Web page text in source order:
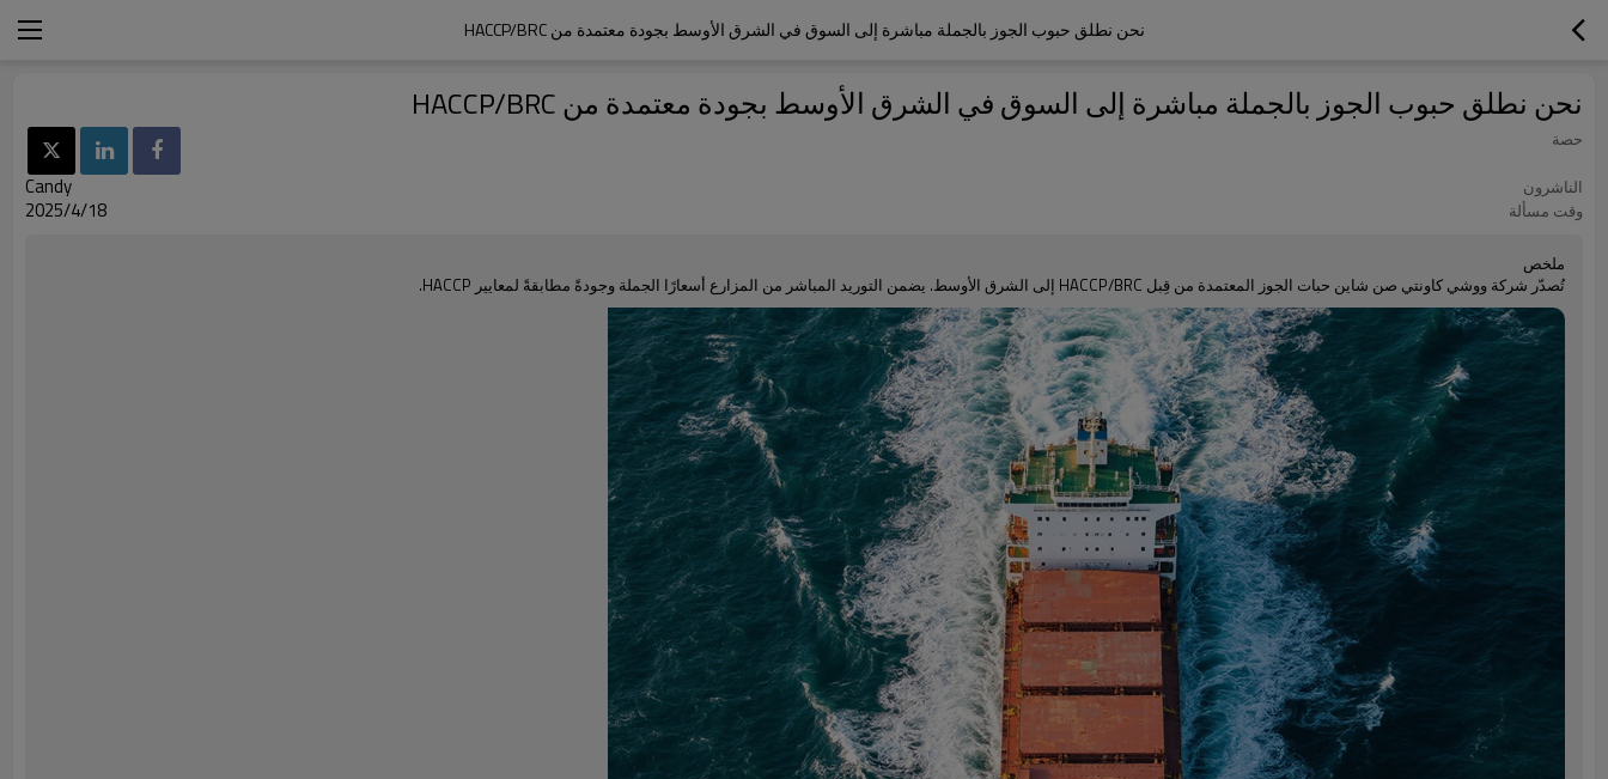
نحن نطلق حبوب الجوز بالجملة مباشرة إلى السوق في الشرق الأوسط بجودة معتمدة من HACCP/BRC
نحن نطلق حبوب الجوز بالجملة مباشرة إلى السوق في الشرق الأوسط بجودة معتمدة من HACCP/BRC
حصة
الناشرون
Candy
وقت مسألة 2025/4/18
ملخص
تُصدّر شركة ووشي كاونتي صن شاين حبات الجوز المعتمدة من قِبل HACCP/BRC إلى الشرق الأوسط. يضمن التوريد المباشر من المزارع أسعارًا الجملة وجودةً مطابقةً لمعايير HACCP.